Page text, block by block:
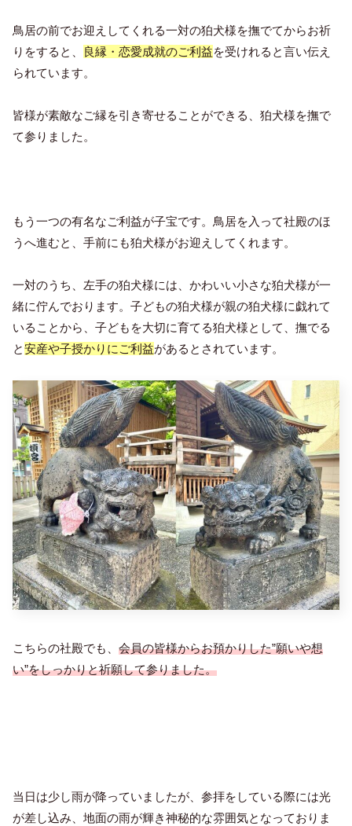
鳥居の前でお迎えしてくれる一対の狛犬様を撫でてからお祈
りをすると、
良縁・恋愛成就のご利益を受けれると言い伝え
られています。
皆様が素敵なご縁を引き寄せることができる、狛犬様を撫で
て参りました。
もう一つの有名なご利益が子宝です。 鳥居を入って社殿のほ
うへ進むと、手前にも狛犬様がお迎えしてくれます。
一対のうち、左手の狛犬様には、かわいい小さな狛犬様が一
緒に佇んでおります。 子どもの狛犬様が親の狛犬様に戯れて
いることから、子どもを大切に育てる狛犬様として、撫でる
と安産や子授かりにご利益があるとされています。
こちらの社殿でも、 会員の皆様からお預かりした”願いや想
い”をしっかりと祈願して参りました。
当日は少し雨が降っていましたが、参拝をしている際には光
が差し込み、地面の雨が輝き神秘的な雰囲気となっておりま